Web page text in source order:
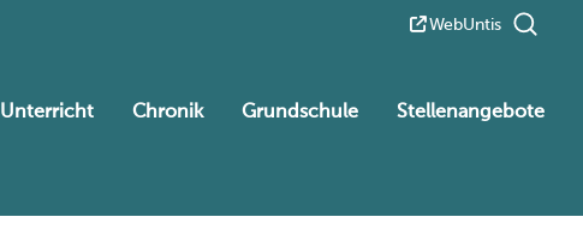
WebUntis
Unterricht Chronik Grundschule Stellenangebote